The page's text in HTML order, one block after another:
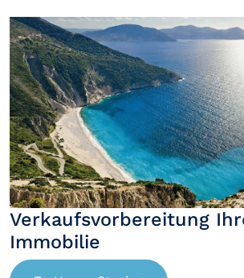
Verkaufsvorbereitung
Immobilie